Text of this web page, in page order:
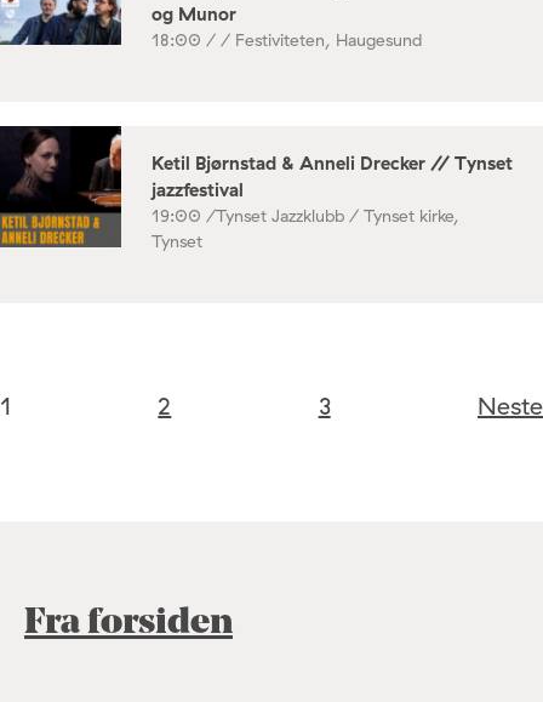
og Munor
18:00 / / Festiviteten, Haugesund
Ketil Bjørnstad & Anneli Drecker // Tynset
jazzfestival
19:00 /Tynset Jazzklubb / Tynset kirke,
Tynset
1 2 3 Neste
Fra forsiden